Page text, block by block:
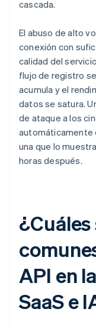
cascada.
El abuso de alto
conexión con
calidad del
flujo de registro
acumula y el
datos se satura.
de ataque a los
automáticamente
una que lo
horas después.
API en
SaaS e